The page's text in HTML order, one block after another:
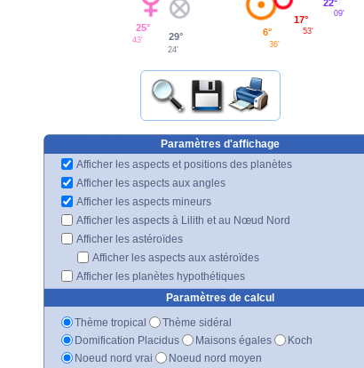
25°
43' 29°
24'
6°
36'
17°
53'
09'
Paramètres d'affichage
Afficher les aspects et positions des planètes
Afficher les aspects aux angles
Afficher les aspects mineurs
Afficher les aspects à Lilith et au Nœud Nord
Afficher les astéroïdes
Afficher les aspects aux astéroïdes
Afficher les planètes hypothétiques
Paramètres de calcul
Thème tropical
Thème sidéral
Domification Placidus
Maisons égales
Koch
Noeud nord vrai
Noeud nord moyen